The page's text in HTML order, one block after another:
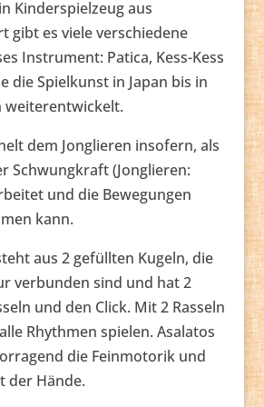
Kinderspielzeug aus
gibt es viele verschiedene
Instrument: Patica, Kess-Kess
die Spielkunst in Japan bis in
weiterentwickelt.
dem Jonglieren insofern, als
Schwungkraft (Jonglieren:
und die Bewegungen
kann.
aus 2 gefüllten Kugeln, die
verbunden sind und hat 2
und den Click. Mit 2 Rasseln
Rhythmen spielen. Asalatos
die Feinmotorik und
der Hände.